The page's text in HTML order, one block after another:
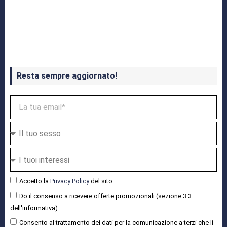
Resta sempre aggiornato!
Accetto la Privacy Policydel sito.
Do il consenso a ricevere offerte promozionali (sezione 3.3
dell'informativa).
Consento al trattamento dei dati per la comunicazione a terzi che li